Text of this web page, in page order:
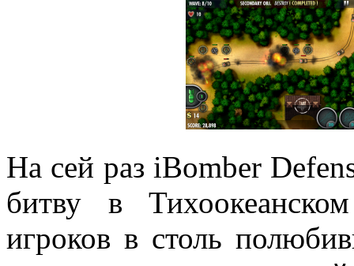
На сей раз iBomber
битву в
игроков в столь